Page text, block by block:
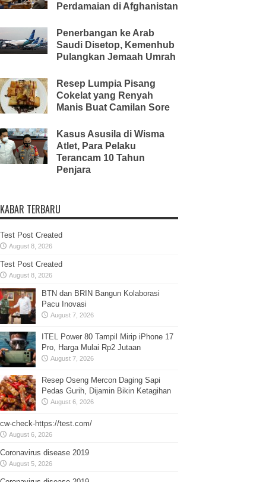
Perdamaian di Afghanistan
Penerbangan ke Arab
Saudi Disetop, Kemenhub
Pulangkan Jemaah Umrah
Resep Lumpia Pisang
Cokelat yang Renyah
Manis Buat Camilan Sore
Kasus Asusila di Wisma
Atlet, Para Pelaku
Terancam 10 Tahun
Penjara
KABAR TERBARU
Test Post Created
August 8, 2026
Test Post Created
August 8, 2026
BTN dan BRIN Bangun Kolaborasi
Pacu Inovasi
August 7, 2026
ITEL Power 80 Tampil Mirip iPhone 17
Pro, Harga Mulai Rp2 Jutaan
August 7, 2026
Resep Oseng Mercon Daging Sapi
Pedas Gurih, Dijamin Bikin Ketagihan
August 6, 2026
cw-check-https://test.com/
August 6, 2026
Coronavirus disease 2019
August 5, 2026